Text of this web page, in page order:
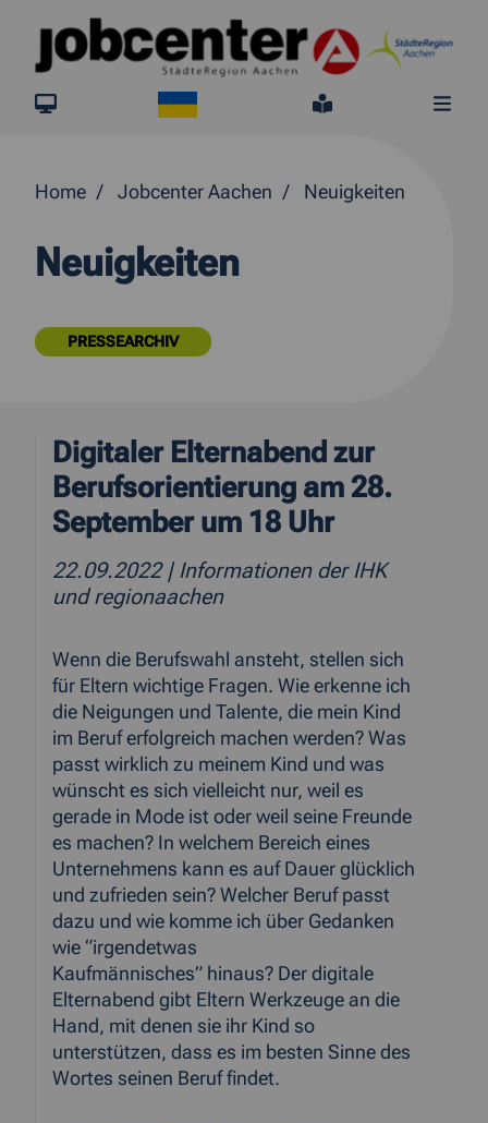
Springe direkt zum Inhalt
jobcenter.digital
Leichte
Home Jobcenter Aachen Neuigkeiten
Neuigkeiten
PRESSEARCHIV
Digitaler Elternabend zur
Berufsorientierung am 28.
September um 18 Uhr
22.09.2022 | Informationen der IHK
und regionaachen
Wenn die Berufswahl ansteht, stellen sich
für Eltern wichtige Fragen. Wie erkenne ich
die Neigungen und Talente, die mein Kind
im Beruf erfolgreich machen werden? Was
passt wirklich zu meinem Kind und was
wünscht es sich vielleicht nur, weil es
gerade in Mode ist oder weil seine Freunde
es machen? In welchem Bereich eines
Unternehmens kann es auf Dauer glücklich
und zufrieden sein? Welcher Beruf passt
dazu und wie komme ich über Gedanken
wie “irgendetwas
Kaufmännisches” hinaus? Der digitale
Elternabend gibt Eltern Werkzeuge an die
Hand, mit denen sie ihr Kind so
unterstützen, dass es im besten Sinne des
Wortes seinen Beruf findet.